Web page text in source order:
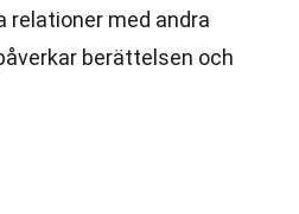
relationer med andra
berättelsen och